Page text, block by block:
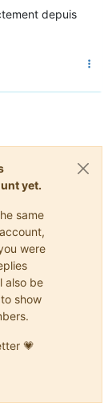
depuis
yet.
same
were
also be
show
💗